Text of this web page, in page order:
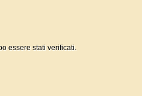
essere stati verificati.